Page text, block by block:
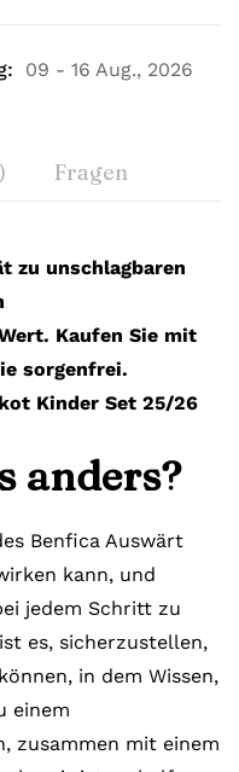
09 - 16 Aug., 2026
Fragen
zu unschlagbaren
Kaufen Sie mit
sorgenfrei.
Kinder Set 25/26
anders?
Benfica Auswärt
kann, und
jedem Schritt zu
es, sicherzustellen,
in dem Wissen,
einem
zusammen mit einem